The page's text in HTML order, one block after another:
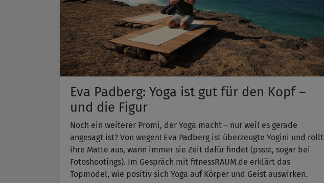
Eva Padberg: Yoga ist gut für den Kopf –
und die Figur
Noch ein weiterer Promi, der Yoga macht – nur weil es gerade
angesagt ist? Von wegen! Eva Padberg ist überzeugte Yogini und rollt
ihre Matte aus, wann immer sie Zeit dafür findet (pssst, sogar bei
Fotoshootings). Im Gespräch mit fitnessRAUM.de erklärt das
Topmodel, wie positiv sich Yoga auf Körper und Geist auswirken.